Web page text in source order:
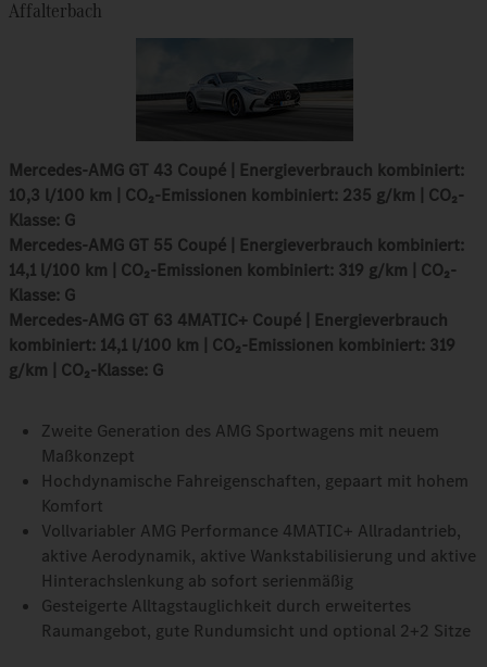
Affalterbach
Mercedes-AMG GT 43 Coupé | Energieverbrauch kombiniert:
10,3 l/100 km | CO₂-Emissionen kombiniert: 235 g/km | CO₂-
Klasse: G
Mercedes-AMG GT 55 Coupé | Energieverbrauch kombiniert:
14,1 l/100 km | CO₂-Emissionen kombiniert: 319 g/km | CO₂-
Klasse: G
Mercedes-AMG GT 63 4MATIC+ Coupé | Energieverbrauch
kombiniert: 14,1 l/100 km | CO₂-Emissionen kombiniert: 319
g/km | CO₂-Klasse: G
Zweite Generation des AMG Sportwagens mit neuem
Maßkonzept
Hochdynamische Fahreigenschaften, gepaart mit hohem
Komfort
Vollvariabler AMG Performance 4MATIC+ Allradantrieb,
aktive Aerodynamik, aktive Wankstabilisierung und aktive
Hinterachslenkung ab sofort serienmäßig
Gesteigerte Alltagstauglichkeit durch erweitertes
Raumangebot, gute Rundumsicht und optional 2+2 Sitze